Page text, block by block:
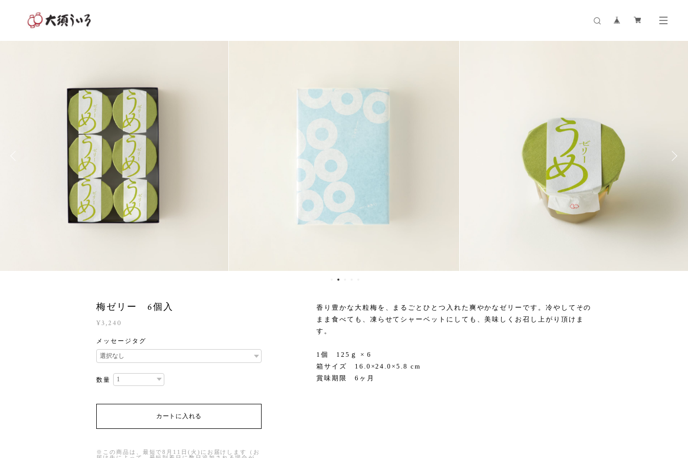
梅ゼリー 6個入
¥3,240
メッセージタグ
数量
カートに入れる
※この商品は、最短で8月11日(火)にお届けします（お
香り豊かな大粒梅を、まるごとひとつ入れた爽やかなゼリーです。冷やしてその
まま食べても、凍らせてシャーベットにしても、美味しくお召し上がり頂けま
す。
1個 125ｇ × 6
箱サイズ 16.0×24.0×5.8 cm
賞味期限 6ヶ月